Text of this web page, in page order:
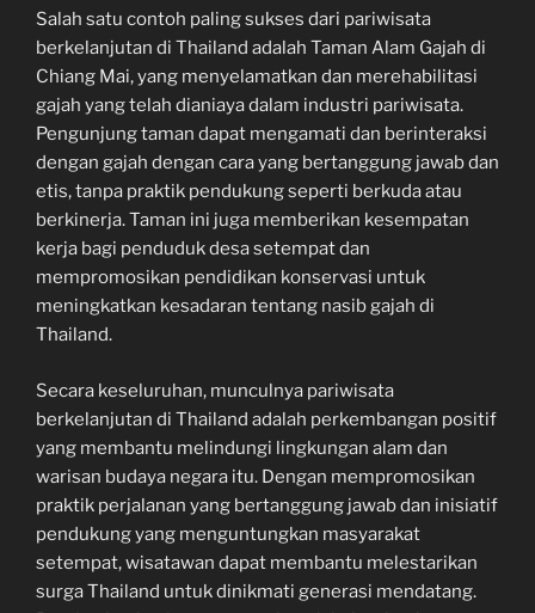
Salah satu contoh paling sukses dari pariwisata
berkelanjutan di Thailand adalah Taman Alam Gajah di
Chiang Mai, yang menyelamatkan dan merehabilitasi
gajah yang telah dianiaya dalam industri pariwisata.
Pengunjung taman dapat mengamati dan berinteraksi
dengan gajah dengan cara yang bertanggung jawab dan
etis, tanpa praktik pendukung seperti berkuda atau
berkinerja. Taman ini juga memberikan kesempatan
kerja bagi penduduk desa setempat dan
mempromosikan pendidikan konservasi untuk
meningkatkan kesadaran tentang nasib gajah di
Thailand.
Secara keseluruhan, munculnya pariwisata
berkelanjutan di Thailand adalah perkembangan positif
yang membantu melindungi lingkungan alam dan
warisan budaya negara itu. Dengan mempromosikan
praktik perjalanan yang bertanggung jawab dan inisiatif
pendukung yang menguntungkan masyarakat
setempat, wisatawan dapat membantu melestarikan
surga Thailand untuk dinikmati generasi mendatang.